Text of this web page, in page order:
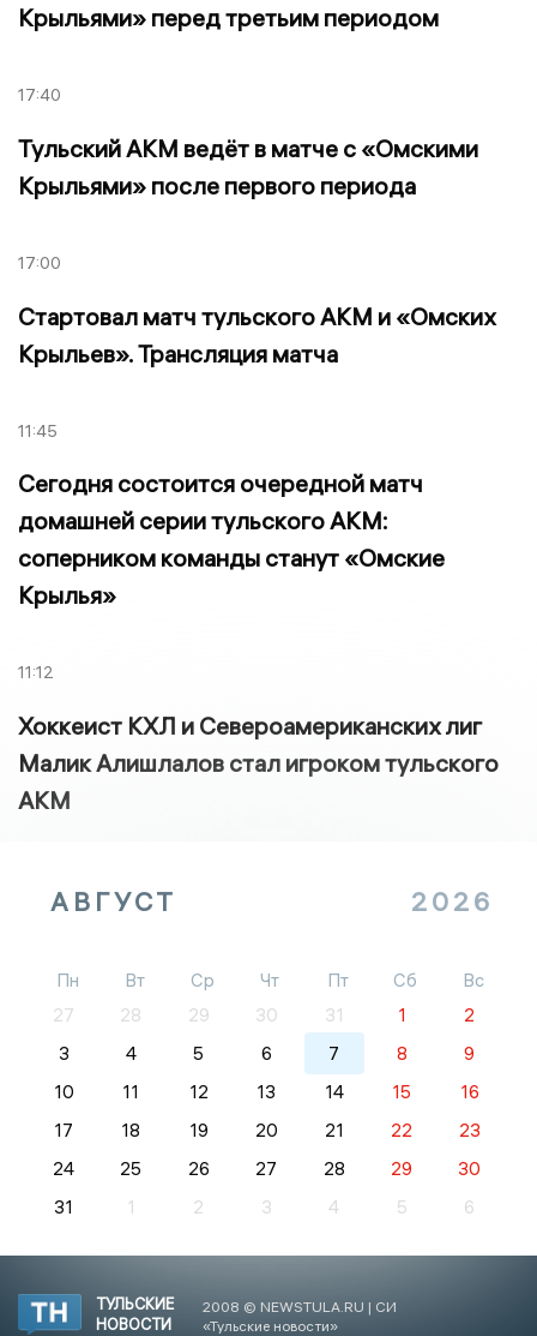
Крыльями» перед третьим периодом
17:40
Тульский АКМ ведёт в матче с «Омскими
Крыльями» после первого периода
17:00
Стартовал матч тульского АКМ и «Омских
Крыльев». Трансляция матча
11:45
Сегодня состоится очередной матч
домашней серии тульского АКМ:
соперником команды станут «Омские
Крылья»
11:12
Хоккеист КХЛ и Североамериканских лиг
Малик Алишлалов стал игроком тульского
АКМ
АВГУСТ 2026
Пн Вт Ср Чт Пт Сб
Вс
27
28 29 30 31 1
2
3
4 5 6 7 8
9
10
11 12 13 14 15
16
17
18 19 20 21 22
23
24
25 26 27 28 29
30
31
1 2 3 4 5 6
ТУЛЬСКИЕ
НОВОСТИ
2008 © NEWSTULA.RU | СИ
«Тульские новости»